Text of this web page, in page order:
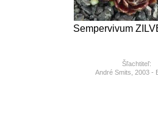
Sempervivum
Šľachtiteľ:
André Smits, 2003 -